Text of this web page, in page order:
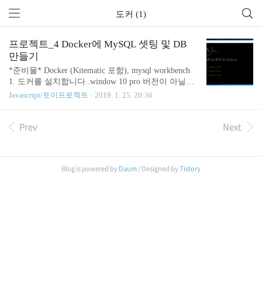
도커 (1)
프로젝트_4 Docker에 MySQL 셋팅 및 DB
만들기
*준비물* Docker (Kitematic 포함), mysql workbench
1. 도커를 설치합니다..window 10 pro 버전이 아닐경
우 잘 찾으셔서 다운 받으셔야 합니다. 2. docker 터미
라는 뜻 입니다.그중 저는 mysql 을 다운받겠습니다.
orTheReallyImpatient/Chapter20/28 호스트의 3306포트
Javascript/토이프로젝트 2019. 1. 25. 20:36
Prev Next
Blog is powered by Daum/ Designed byTistory